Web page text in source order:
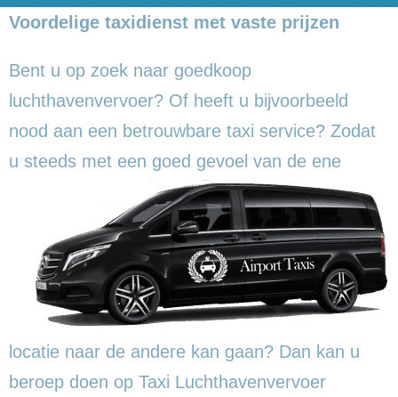
Voordelige taxidienst met vaste prijzen
Bent u op zoek naar goedkoop
luchthavenvervoer? Of heeft u bijvoorbeeld
nood aan een betrouwbare taxi service? Zodat
u steeds met een goed gevoel van de ene
locatie naar de andere kan gaan? Dan kan u
beroep doen op Taxi Luchthavenvervoer